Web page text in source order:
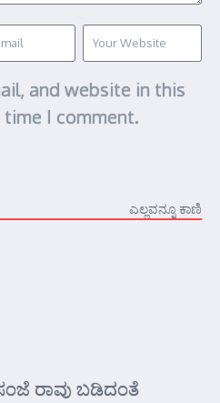
and website in this
I comment.
ಎಲ್ಲವನ್ನೂ ಕಾಣಿ
ರಾವು ಬಡಿದಂತೆ